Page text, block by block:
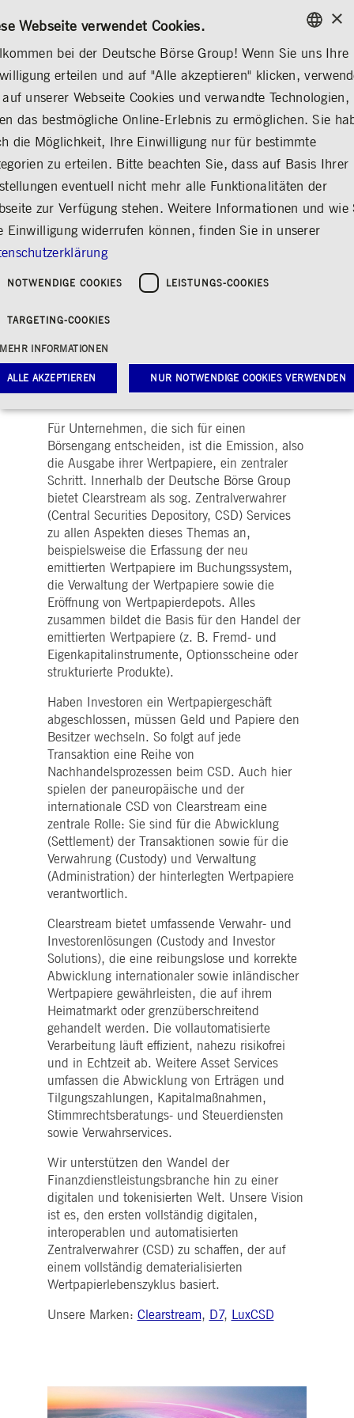
KONTAKT
...
POST-TRADINGSecurities Services Collateral, Lending &
Securities Services
Teilen Drucken
Clearstream: Ein vertrauenswürdiges
Ökosystem in Zeiten des Wandels
Auf dem Kapitalmarkt bewegen sich viele
unterschiedliche Akteure – von Unternehmen,
die Kapital benötigen, bis hin zu Investoren,
die gute Anlagemöglichkeiten suchen. Sie alle
eint der Bedarf an vertrauenswürdigen und
zuverlässigen Systemen und Services.
Für Unternehmen, die sich für einen
Börsengang entscheiden, ist die Emission, also
die Ausgabe ihrer Wertpapiere, ein zentraler
Schritt. Innerhalb der Deutsche Börse Group
bietet Clearstream als sog. Zentralverwahrer
(Central Securities Depository, CSD) Services
zu allen Aspekten dieses Themas an,
beispielsweise die Erfassung der neu
emittierten Wertpapiere im Buchungssystem,
die Verwaltung der Wertpapiere sowie die
Eröffnung von Wertpapierdepots. Alles
zusammen bildet die Basis für den Handel der
emittierten Wertpapiere (z. B. Fremd- und
Eigenkapitalinstrumente, Optionsscheine oder
strukturierte Produkte).
Haben Investoren ein Wertpapiergeschäft
abgeschlossen, müssen Geld und Papiere den
Besitzer wechseln. So folgt auf jede
Transaktion eine Reihe von
Nachhandelsprozessen beim CSD. Auch hier
spielen der paneuropäische und der
internationale CSD von Clearstream eine
zentrale Rolle: Sie sind für die Abwicklung
(Settlement) der Transaktionen sowie für die
Verwahrung (Custody) und Verwaltung
(Administration) der hinterlegten Wertpapiere
verantwortlich.
Clearstream bietet umfassende Verwahr- und
Investorenlösungen (Custody and Investor
Solutions), die eine reibungslose und korrekte
Abwicklung internationaler sowie inländischer
Wertpapiere gewährleisten, die auf ihrem
Heimatmarkt oder grenzüberschreitend
gehandelt werden. Die vollautomatisierte
Verarbeitung läuft effizient, nahezu risikofrei
und in Echtzeit ab. Weitere Asset Services
umfassen die Abwicklung von Erträgen und
Tilgungszahlungen, Kapitalmaßnahmen,
Stimmrechtsberatungs- und Steuerdiensten
sowie Verwahrservices.
Wir unterstützen den Wandel der
Finanzdienstleistungsbranche hin zu einer
digitalen und tokenisierten Welt. Unsere Vision
ist es, den ersten vollständig digitalen,
interoperablen und automatisierten
Zentralverwahrer (CSD) zu schaffen, der auf
einem vollständig dematerialisierten
Wertpapierlebenszyklus basiert.
Unsere Marken: Clearstream, D7, LuxCSD
ENGLISH
ENGLISH
×
Webseite verwendet Cookies.
bei der Deutsche Börse Group! Wenn Sie uns Ihre
erteilen und auf "Alle akzeptieren" klicken,
unserer Webseite Cookies und verwandte Technologien,
das bestmögliche Online-Erlebnis zu ermöglichen. Sie
die Möglichkeit, Ihre Einwilligung nur für bestimmte
zu erteilen. Bitte beachten Sie, dass auf Basis Ihrer
eventuell nicht mehr alle Funktionalitäten der
zur Verfügung stehen. Weitere Informationen und wie
Einwilligung widerrufen können, finden Sie in unserer
NOTWENDIGE COOKIES LEISTUNGS-COOKIES
TARGETING-COOKIES
MEHR INFORMATIONEN
ALLE AKZEPTIEREN NUR NOTWENDIGE COOKIES VERWENDEN
Notwendige Cookies Leistungs-Cookies Targeting-Cookies
Cookies ermöglichen Kernfunktionen der Website wie Benutzeranmeldung und
Ohne diese notwendigen Cookies kann die Website nicht richtig genutzt werden.
Anbieter / Domain
Gültig
bis
Beschreibung
www.deutsche-
boerse.com
zusätzlich zu
verwendet, um eine
Anfragen
aufrechtzuerhalten.
www.deutsche-
boerse.com
Sitzung
Dieses Cookie wird vom
Amazon.com Inc.
broadcaster.walls.io
1
Woche
Unterstützung der
erstellen wir zusätzliche
Klebrigkeits-Cookies für
dem Namen
AWSALBCORS (ALB).
deutsche-
boerse.com
Sitzung
Dieses Cookie ist für die
für Besucher-Cookies zu
speichern. Das Cookie-
Banner von Cookie-
ordnungsgemäß
funktionieren.
deutsche-
boerse.com
Sitzung
Application Gateway zur
Aufrechterhaltung der
Sticky Session verwendet.
LinkedIn
Corporation
.linkedin.com
5
Monate
4
Wochen
Wird verwendet, um die
Zustimmung des Gastes
Cookies für nicht
wesentliche Zwecke zu
boerse.com
verwendet, um die Sticky
Session auch bei Cross-
www.eurex.com Sitzung
Dieses Cookie wird in
Browsersitzung gerichtet
(Cross-Origin Resource
Sharing) Version die